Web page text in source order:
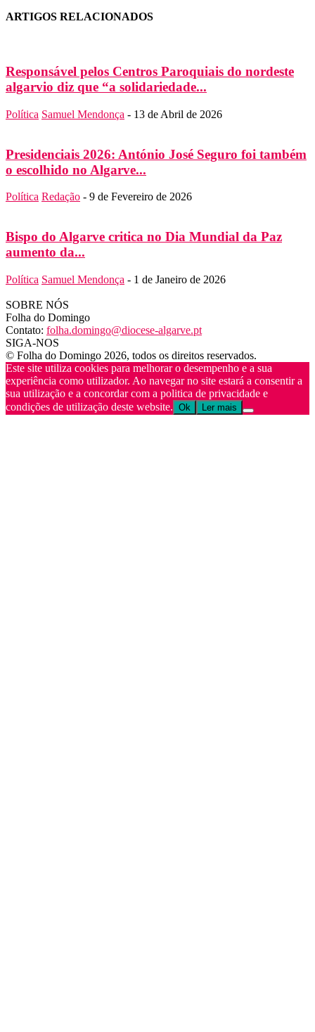
ARTIGOS RELACIONADOS
Responsável pelos Centros Paroquiais do nordeste
algarvio diz que “a solidariedade...
Política Samuel Mendonça - 13 de Abril de 2026
Presidenciais 2026: António José Seguro foi também
o escolhido no Algarve...
Política Redação - 9 de Fevereiro de 2026
Bispo do Algarve critica no Dia Mundial da Paz
aumento da...
Política Samuel Mendonça - 1 de Janeiro de 2026
SOBRE NÓS
Folha do Domingo
Contato: folha.domingo@diocese-algarve.pt
SIGA-NOS
© Folha do Domingo 2026, todos os direitos reservados.
Este site utiliza cookies para melhorar o desempenho e a sua
experiência como utilizador. Ao navegar no site estará a consentir a
sua utilização e a concordar com a politica de privacidade e
condições de utilização deste website. Ok Ler mais